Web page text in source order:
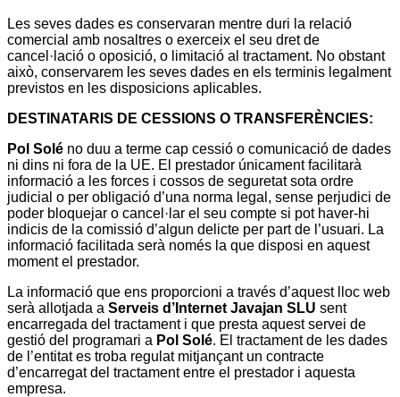
Les seves dades es conservaran mentre duri la relació
comercial amb nosaltres o exerceix el seu dret de
cancel·lació o oposició, o limitació al tractament. No obstant
això, conservarem les seves dades en els terminis legalment
previstos en les disposicions aplicables.
DESTINATARIS DE CESSIONS O TRANSFERÈNCIES:
Pol Solé no duu a terme cap cessió o comunicació de dades
ni dins ni fora de la UE. El prestador únicament facilitarà
informació a les forces i cossos de seguretat sota ordre
judicial o per obligació d’una norma legal, sense perjudici de
poder bloquejar o cancel·lar el seu compte si pot haver-hi
indicis de la comissió d’algun delicte per part de l’usuari. La
informació facilitada serà només la que disposi en aquest
moment el prestador.
La informació que ens proporcioni a través d’aquest lloc web
serà allotjada a Serveis d’Internet Javajan SLU sent
encarregada del tractament i que presta aquest servei de
gestió del programari a Pol Solé. El tractament de les dades
de l’entitat es troba regulat mitjançant un contracte
d’encarregat del tractament entre el prestador i aquesta
empresa.